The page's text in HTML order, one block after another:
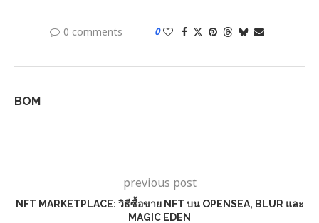
0 comments 0
BOM
previous post
NFT MARKETPLACE: วิธีซื้อขาย NFT บน OPENSEA, BLUR และ
MAGIC EDEN